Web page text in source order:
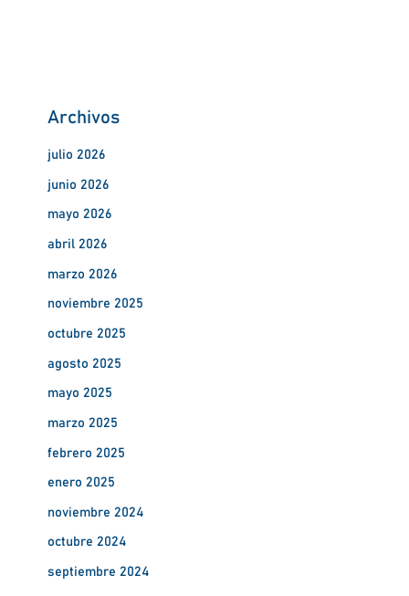
Archivos
julio 2026
junio 2026
mayo 2026
abril 2026
marzo 2026
noviembre 2025
octubre 2025
agosto 2025
mayo 2025
marzo 2025
febrero 2025
enero 2025
noviembre 2024
octubre 2024
septiembre 2024